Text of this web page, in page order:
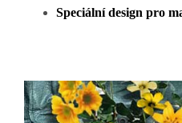
Speciální design pro